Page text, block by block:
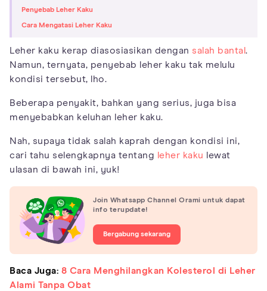
Penyebab Leher Kaku
Cara Mengatasi Leher Kaku
Leher kaku kerap diasosiasikan dengan salah bantal.
Namun, ternyata, penyebab leher kaku tak melulu
kondisi tersebut, lho.
Beberapa penyakit, bahkan yang serius, juga bisa
menyebabkan keluhan leher kaku.
Nah, supaya tidak salah kaprah dengan kondisi ini,
cari tahu selengkapnya tentang leher kaku lewat
ulasan di bawah ini, yuk!
Join Whatsapp Channel Orami untuk dapat
info terupdate!
Bergabung sekarang
Baca Juga: 8 Cara Menghilangkan Kolesterol di Leher
Alami Tanpa Obat